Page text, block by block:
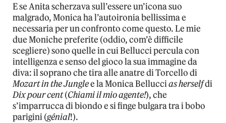
E se Anita scherzava sull’essere un’icona suo
malgrado, Monica ha l’autoironia bellissima e
necessaria per un confronto come questo. Le mie
due Moniche preferite (oddio, com’è difficile
scegliere) sono quelle in cui Bellucci percula con
intelligenza e senso del gioco la sua immagine da
diva: il soprano che tira alle anatre di Torcello di
Mozart in the Junglee la Monica Belluccias herselfdi
Dix pour cent(Chiami il mio agente!), che
s’imparrucca di biondo e si finge bulgara tra i bobo
parigini (génial!).